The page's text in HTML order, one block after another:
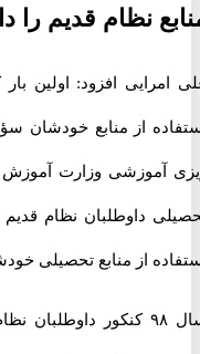
نظام قدیم را
افزود: اولین بار که
از منابع خودشان
داوطلبان نظام قدیم می
از منابع تحصیلی